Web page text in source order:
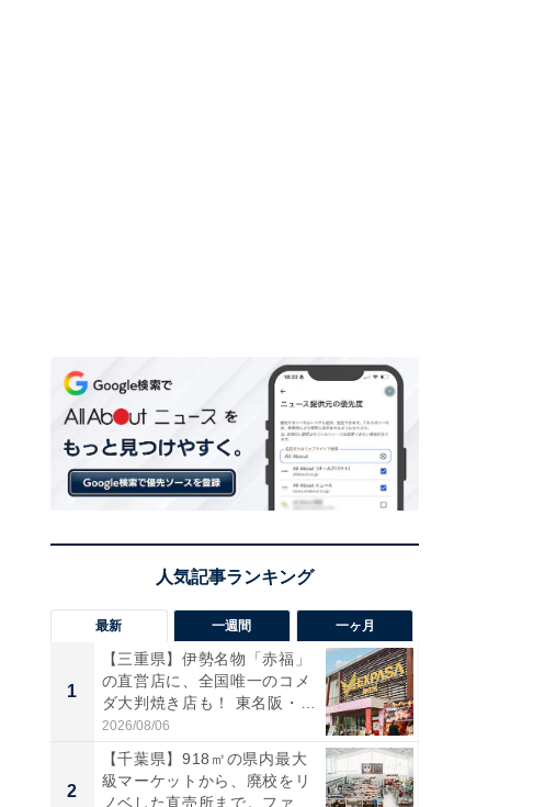
最新 一週間 一ヶ月
1
【三重県】伊勢名物「赤福」
の直営店に、全国唯一のコメ
ダ大判焼き店も！ 東名阪・
伊...
2026/08/06
2
【千葉県】918㎡の県内最大
級マーケットから、廃校をリ
ノベした直売所まで。ファ